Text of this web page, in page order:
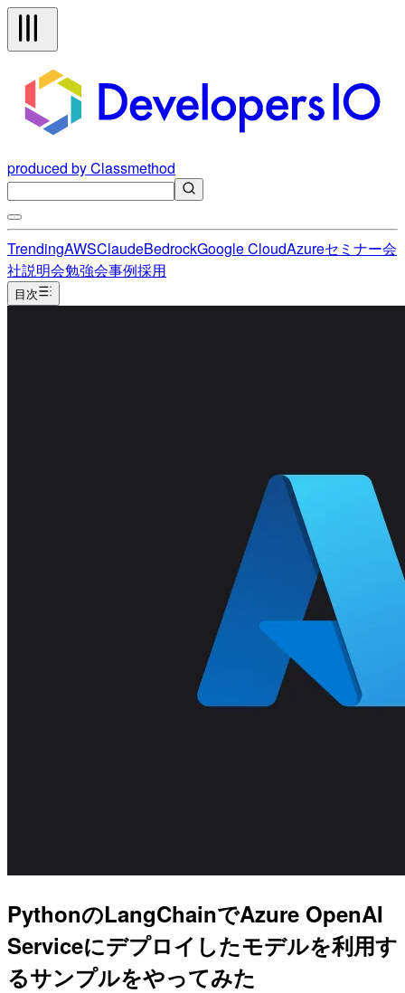
produced by Classmethod
TrendingAWSClaudeBedrockGoogle CloudAzureセミナー会
社説明会勉強会事例採用
目次
PythonのLangChainでAzure OpenAI
Serviceにデプロイしたモデルを利用す
るサンプルをやってみた